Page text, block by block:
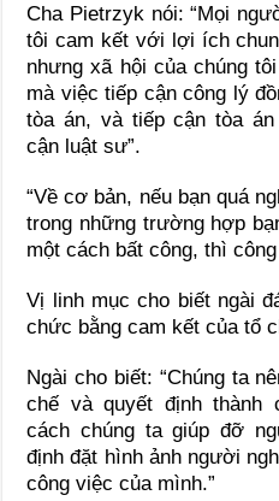
Cha Pietrzyk nói: “Mọi
tôi cam kết với lợi ích
nhưng xã hội của chúng
mà việc tiếp cận công lý
tòa án, và tiếp cận tòa
cận luật sư”.
“Về cơ bản, nếu bạn quá
trong những trường hợp
một cách bất công, thì
Vị linh mục cho biết ngài
chức bằng cam kết của tổ
Ngài cho biết: “Chúng ta
chế và quyết định thành
cách chúng ta giúp đỡ
định đặt hình ảnh người
công việc của mình.”